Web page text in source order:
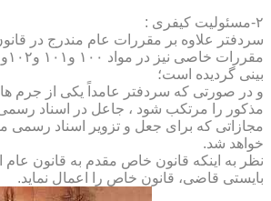
۲-مسئولیت کیفری :
سردفتر علاوه بر مقررات عام مندرج در
بینی گردیده است؛
و در صورتی که سردفتر عامداً یکی از جرم
مذکور را مرتکب شود ، جاعل در اسناد
مجازاتی که برای جعل و تزویر اسناد
خواهد شد.
نظر به اینکه قانون خاص مقدم به قانون عام
بایستی قاضی، قانون خاص را اعمال نماید.